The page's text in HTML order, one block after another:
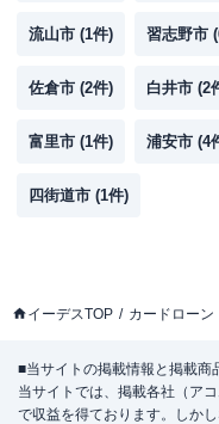
流山市 (1件) 習志野市 (
佐倉市 (2件) 白井市 (2
富里市 (1件) 浦安市 (4
四街道市 (1件)
イーデスTOP カードローン
■当サイトの掲載情報と掲載商
当サイトでは、掲載各社（ア
で収益を得ております。しか